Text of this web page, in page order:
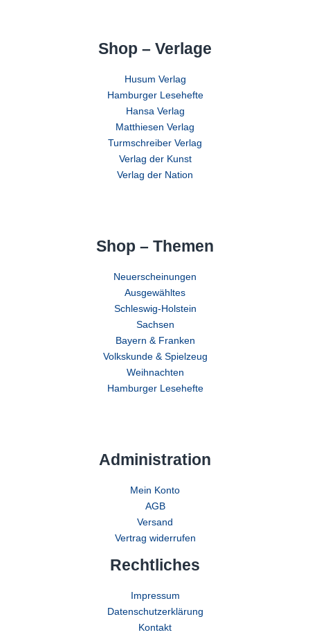
Shop – Verlage
Husum Verlag
Hamburger Lesehefte
Hansa Verlag
Matthiesen Verlag
Turmschreiber Verlag
Verlag der Kunst
Verlag der Nation
Shop – Themen
Neuerscheinungen
Ausgewähltes
Schleswig-Holstein
Sachsen
Bayern & Franken
Volkskunde & Spielzeug
Weihnachten
Hamburger Lesehefte
Administration
Mein Konto
AGB
Versand
Vertrag widerrufen
Rechtliches
Impressum
Datenschutzerklärung
Kontakt